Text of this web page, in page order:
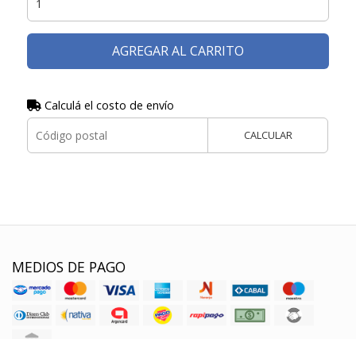
AGREGAR AL CARRITO
Calculá el costo de envío
CALCULAR
MEDIOS DE PAGO